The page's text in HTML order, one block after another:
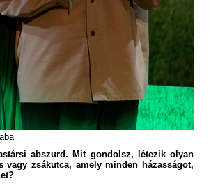
abszurd. Mit gondolsz, létezik olyan
vagy zsákutca, amely minden házasságot,